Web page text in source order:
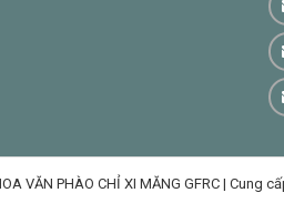
VĂN PHÀO CHỈ XI MĂNG GFRC | Cung